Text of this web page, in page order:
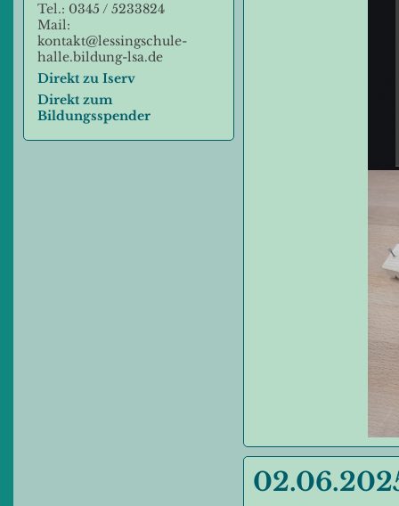
Tel.: 0345 / 5233824
Mail:
kontakt@lessingschule-
halle.bildung-lsa.de
Direkt zu Iserv
Direkt zum
Bildungsspender